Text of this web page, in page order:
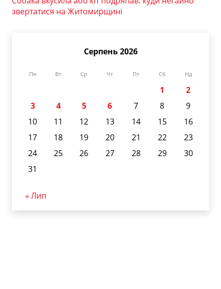
звертатися на Житомирщині
Серпень 2026
Пн Вт Ср Чт Пт Сб Нд
1
2
3
4 5 6 7 8
9
10
11 12 13 14 15
16
17
18 19 20 21 22
23
24
25 26 27 28 29
30
31
« Лип